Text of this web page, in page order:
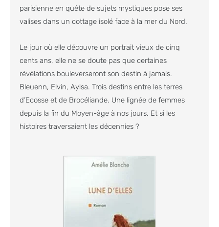
parisienne en quête de sujets mystiques pose ses
valises dans un cottage isolé face à la mer du Nord.
Le jour où elle découvre un portrait vieux de cinq
cents ans, elle ne se doute pas que certaines
révélations bouleverseront son destin à jamais.
Bleuenn, Elvin, Aylsa. Trois destins entre les terres
d’Ecosse et de Brocéliande. Une lignée de femmes
depuis la fin du Moyen-âge à nos jours. Et si les
histoires traversaient les décennies ?